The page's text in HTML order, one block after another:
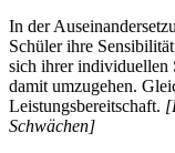
In der
Schüler ihre
sich ihrer individuellen
damit umzugehen.
Leistungsbereitschaft.
Schwächen]